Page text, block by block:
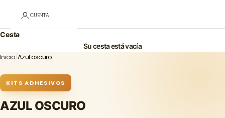
CUENTA
Cesta
Su cesta está vacía
Inicio/Azul oscuro
KITS ADHESIVOS
AZUL OSCURO